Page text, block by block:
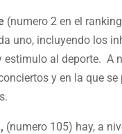
(numero 2 en el
uno, incluyendo los
al deporte. A
y en la que
(numero 105) hay, a